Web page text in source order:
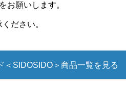
お願いします。
ださい。
＜SIDOSIDO＞商品一覧を見る